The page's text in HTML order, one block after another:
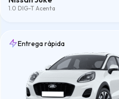
1.0 DIG-T Acenta
Entrega rápida